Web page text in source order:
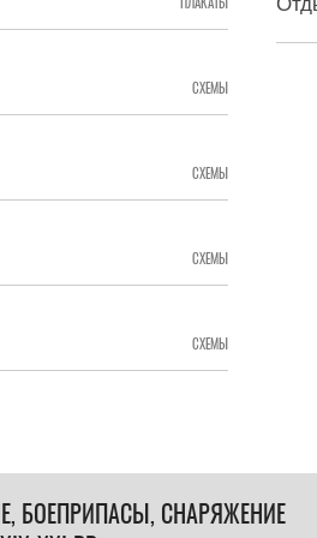
СХЕМЫ
СХЕМЫ
СХЕМЫ
СХЕМЫ
БОЕПРИПАСЫ, СНАРЯЖЕНИЕ